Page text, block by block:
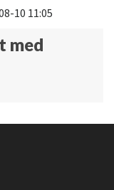
10 11:05
med